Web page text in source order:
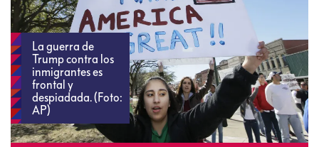
La guerra de
Trump contra los
inmigrantes es
frontal y
despiadada. (Foto:
AP)